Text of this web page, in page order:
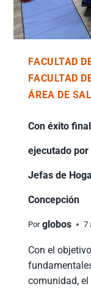
FACULTAD
FACULTAD
ÁREA DE
Con éxito
ejecutado
Jefas de
Concepción
Por globos 7
Con el
comunidad,